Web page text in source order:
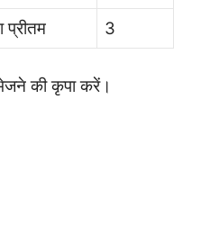
प्रीतम 3
की कृपा करें।